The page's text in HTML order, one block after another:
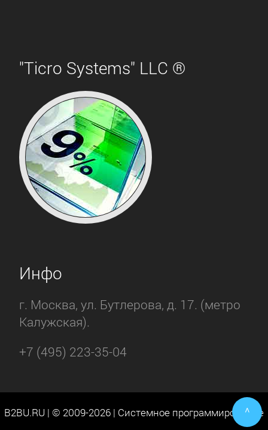
"Ticro Systems" LLC ®
Инфо
г. Москва, ул. Бутлерова, д. 17. (метро
Калужская).
+7 (495) 223-35-04
B2BU.RU | © 2009-2026 | Системное программирование
^